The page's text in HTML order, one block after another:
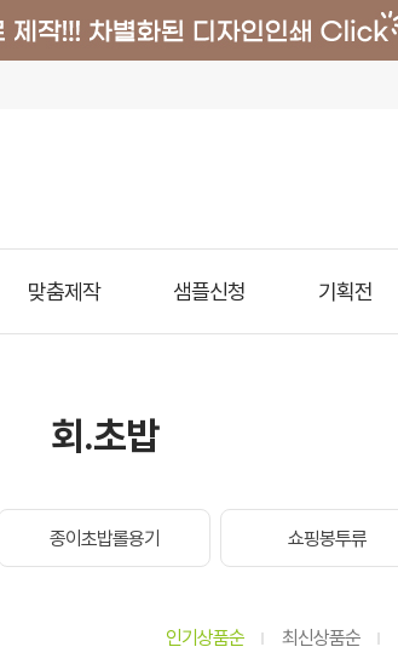
맞춤제작 샘플신청 기획전
회.초밥
종이초밥롤용기 쇼핑봉투류
인기상품순 최신상품순